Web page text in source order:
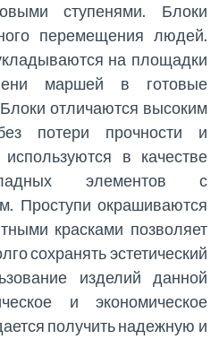
ступенями. Блоки
перемещения людей.
на площадки
маршей в готовые
отличаются высоким
потери прочности и
в качестве
элементов с
Проступи окрашиваются
красками позволяет
сохранять эстетический
изделий данной
и экономическое
получить надежную и